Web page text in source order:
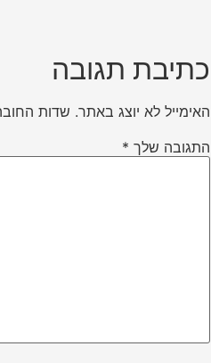
כתיבת תגובה
האימייל לא יוצג באתר. שדות
התגובה שלך *